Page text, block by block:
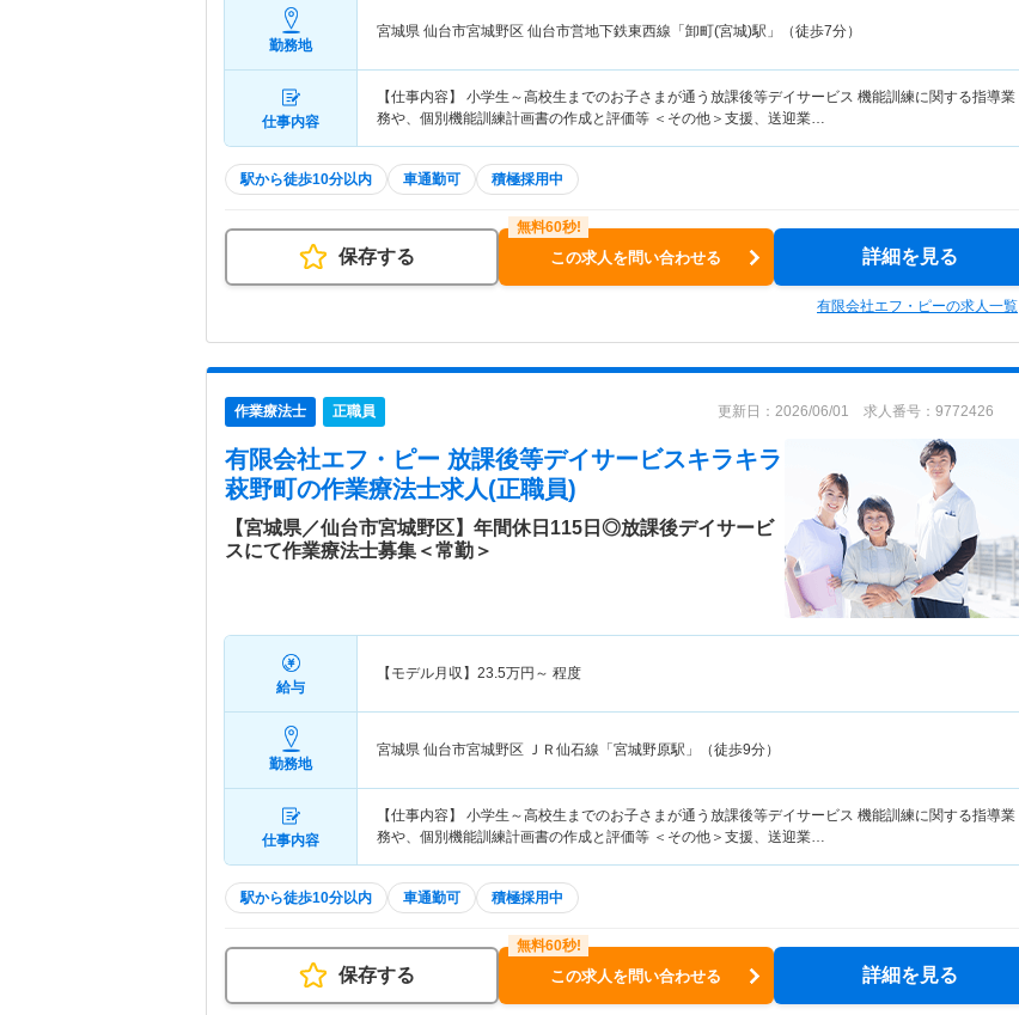
勤務地
宮城県 仙台市宮城野区 仙台市営地下鉄東西線「卸町(宮城)駅」（徒歩7分）
仕事内容
【仕事内容】 小学生～高校生までのお子さまが通う放課後等デイサービス 機能訓練に関する指導業
務や、個別機能訓練計画書の作成と評価等 ＜その他＞支援、送迎業…
駅から徒歩10分以内 車通勤可 積極採用中
保存する この求人を問い合わせる 詳細を見る
有限会社エフ・ピーの求人一覧
作業療法士 正職員 更新日：2026/06/01 求人番号：9772426
有限会社エフ・ピー 放課後等デイサービスキラキラ
萩野町の作業療法士求人(正職員)
【宮城県／仙台市宮城野区】年間休日115日◎放課後デイサービ
スにて作業療法士募集＜常勤＞
給与
【モデル月収】 23.5万円～ 程度
勤務地
宮城県 仙台市宮城野区 ＪＲ仙石線「宮城野原駅」（徒歩9分）
仕事内容
【仕事内容】 小学生～高校生までのお子さまが通う放課後等デイサービス 機能訓練に関する指導業
務や、個別機能訓練計画書の作成と評価等 ＜その他＞支援、送迎業…
駅から徒歩10分以内 車通勤可 積極採用中
保存する この求人を問い合わせる 詳細を見る